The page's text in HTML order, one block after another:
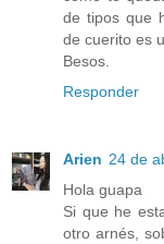
de tipos que
de cuerito es
Besos.
Responder
Arien 24 de
Hola guapa
Si que he
otro arnés,